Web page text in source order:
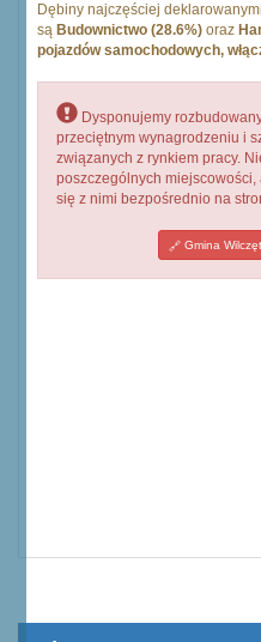
Dębiny najczęściej
są Budownictwo (28.6%) oraz
pojazdów samochodowych,
Dysponujemy
przeciętnym wynagrodzeniu i
związanych z rynkiem pracy.
poszczególnych
się z nimi bezpośrednio na
Gmina